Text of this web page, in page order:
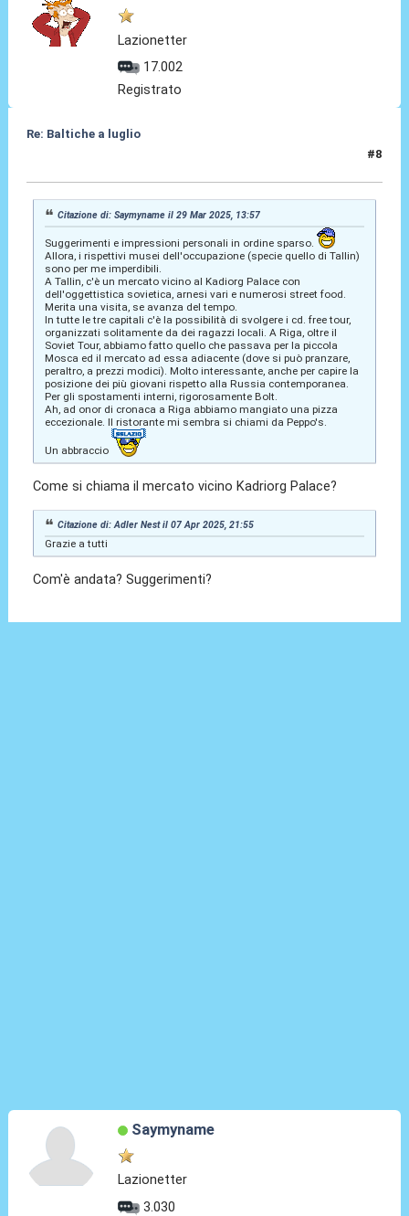
Lazionetter
17.002
Registrato
Re: Baltiche a luglio
#8
Citazione di: Saymyname il 29 Mar 2025, 13:57
Suggerimenti e impressioni personali in ordine sparso.
Allora, i rispettivi musei dell'occupazione (specie quello di Tallin)
sono per me imperdibili.
A Tallin, c'è un mercato vicino al Kadiorg Palace con
dell'oggettistica sovietica, arnesi vari e numerosi street food.
Merita una visita, se avanza del tempo.
In tutte le tre capitali c'è la possibilità di svolgere i cd. free tour,
organizzati solitamente da dei ragazzi locali. A Riga, oltre il
Soviet Tour, abbiamo fatto quello che passava per la piccola
Mosca ed il mercato ad essa adiacente (dove si può pranzare,
peraltro, a prezzi modici). Molto interessante, anche per capire la
posizione dei più giovani rispetto alla Russia contemporanea.
Per gli spostamenti interni, rigorosamente Bolt.
Ah, ad onor di cronaca a Riga abbiamo mangiato una pizza
eccezionale. Il ristorante mi sembra si chiami da Peppo's.
Un abbraccio
Come si chiama il mercato vicino Kadriorg Palace?
Citazione di: Adler Nest il 07 Apr 2025, 21:55
Grazie a tutti
Com'è andata? Suggerimenti?
Saymyname
Lazionetter
3.030